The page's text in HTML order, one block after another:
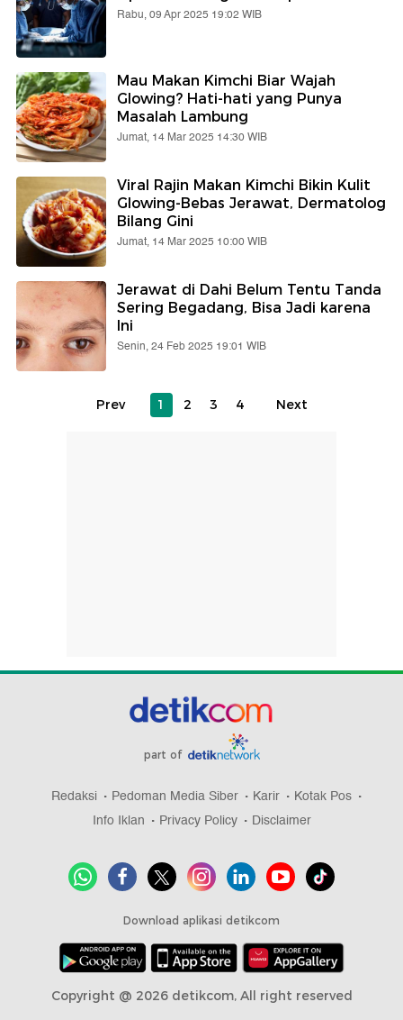
Rabu, 09 Apr 2025 19:02 WIB
Mau Makan Kimchi Biar Wajah
Glowing? Hati-hati yang Punya
Masalah Lambung
Jumat, 14 Mar 2025 14:30 WIB
Viral Rajin Makan Kimchi Bikin Kulit
Glowing-Bebas Jerawat, Dermatolog
Bilang Gini
Jumat, 14 Mar 2025 10:00 WIB
Jerawat di Dahi Belum Tentu Tanda
Sering Begadang, Bisa Jadi karena
Ini
Senin, 24 Feb 2025 19:01 WIB
Prev 1 2 3 4 Next
part of
Redaksi Pedoman Media Siber Karir
Kotak Pos
Info Iklan
Privacy Policy Disclaimer
Download aplikasi detikcom
Copyright @ 2026 detikcom, All right reserved